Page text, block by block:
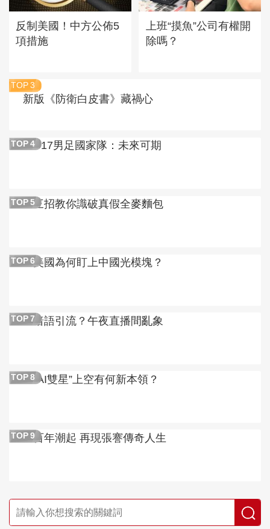
反制美國！中方公佈5
項措施
上班“摸魚”公司有權開
除嗎？
TOP 3
新版《防衛白皮書》藏禍心
TOP 4U17男足國家隊：未來可期
TOP 5三招教你識破真假全麥麵包
TOP 6美國為何盯上中國光模塊？
TOP 7暗語引流？午夜直播間亂象
TOP 8“AI雙星”上空有何新本領？
TOP 9百年潮起 再現張謇傳奇人生